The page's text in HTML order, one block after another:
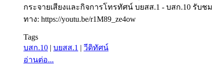
กระจายเสียงและกิจการโทรทัศน์ บยสส.1 - บสก.10 รับชม
ทาง: https://youtu.be/r1M89_ze4ow
Tags
บสก.10 | บยสส.1 | วีดิทัศน์
อ่านต่อ...